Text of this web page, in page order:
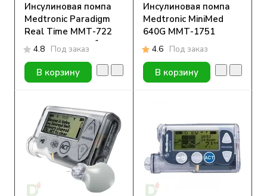
Инсулиновая помпа
Medtronic Paradigm
Real Time ММТ-722
по программе обмена
4.8 Под заказ
В корзину
Инсулиновая помпа
Medtronic MiniMed
640G ММТ-1751
4.6 Под заказ
В корзину